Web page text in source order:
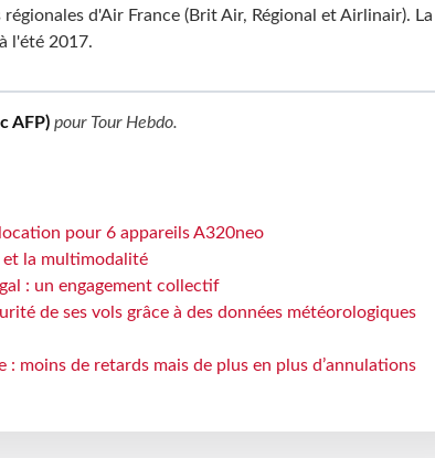
d'Air France (Brit Air, Régional et Airlinair). La
l'été 2017.
AFP)pour Tour Hebdo.
pour 6 appareils A320neo
et la multimodalité
: un engagement collectif
de ses vols grâce à des données météorologiques
: moins de retards mais de plus en plus d’annulations